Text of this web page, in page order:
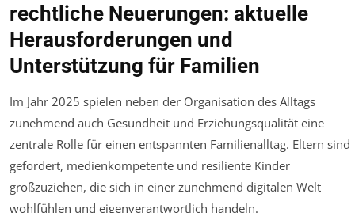
rechtliche Neuerungen: aktuelle
Herausforderungen und
Unterstützung für Familien
Im Jahr 2025 spielen neben der Organisation des Alltags
zunehmend auch Gesundheit und Erziehungsqualität eine
zentrale Rolle für einen entspannten Familienalltag. Eltern sind
gefordert, medienkompetente und resiliente Kinder
großzuziehen, die sich in einer zunehmend digitalen Welt
wohlfühlen und eigenverantwortlich handeln.